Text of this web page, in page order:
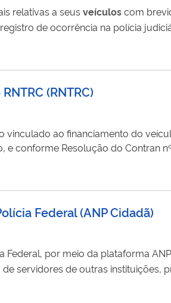
relativas a seus veículoscom
de ocorrência na polícia
(RNTRC)
ao financiamento do
conforme Resolução do Contran
seu nome pelo proprietário do
Federal(ANP Cidadã)
por meio da plataforma ANP Cidadã,
servidores de outras instituições,
e liderança, educação, saúde
e a servidores de instituições